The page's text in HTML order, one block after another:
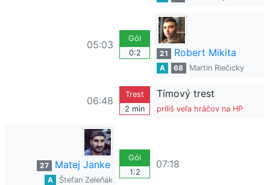
05:03
Gól
0:2
21 Robert Mikita
A 68 Martin Riečicky
06:48
Trest
2 min
Tímový trest
príliš veľa hráčov na HP
27 Matej Janke
A
Štefan Zeleňák
Gól
1:2
07:18